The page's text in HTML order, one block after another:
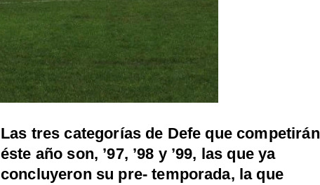
Las tres categorías de Defe que competirán
éste año son, ’97, ’98 y ’99, las que ya
concluyeron su pre- temporada, la que